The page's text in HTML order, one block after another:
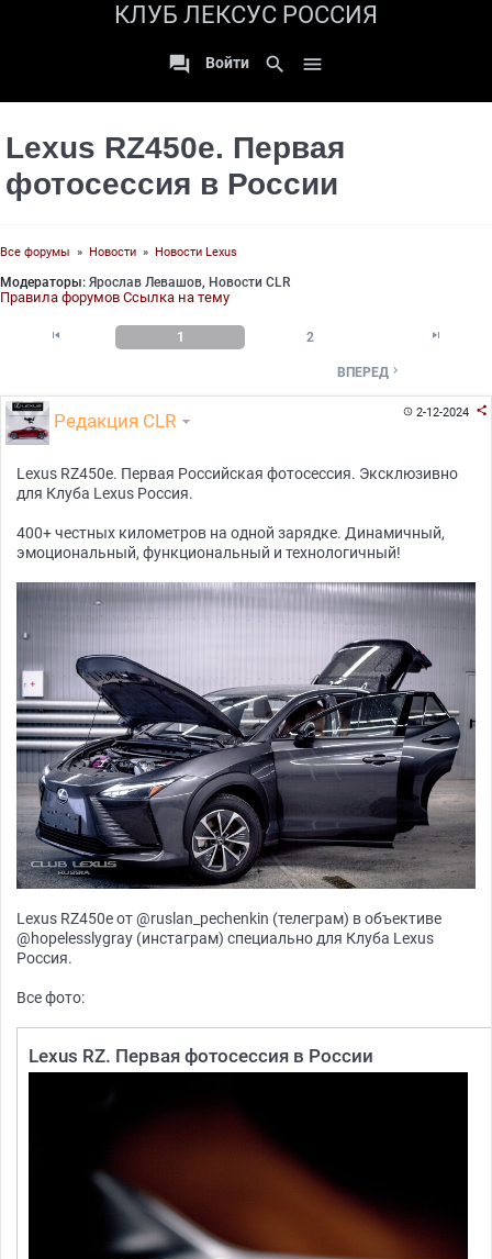
КЛУБ ЛЕКСУС РОССИЯ
 Войти search 
Lexus RZ450e. Первая
фотосессия в России
Все форумы » Новости » Новости Lexus
Модераторы: Ярослав Левашов, Новости CLR
Правила форумов Ссылка на тему
 1 2 
ВПЕРЕД 
2-12-2024 
Редакция CLR
Lexus RZ450e. Первая Российская фотосессия. Эксклюзивно
для Клуба Lexus Россия.
400+ честных километров на одной зарядке. Динамичный,
эмоциональный, функциональный и технологичный!
Lexus RZ450e от @ruslan_pechenkin (телеграм) в объективе
@hopelesslygray (инстаграм) специально для Клуба Lexus
Россия.
Все фото:
Lexus RZ. Первая фотосессия в России